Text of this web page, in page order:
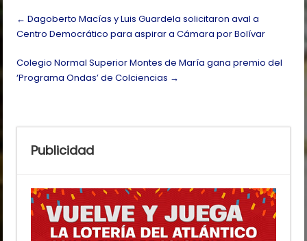
Post
navigation
← Dagoberto Macías y Luis Guardela solicitaron aval a
Centro Democrático para aspirar a Cámara por Bolívar
Colegio Normal Superior Montes de María gana premio del
‘Programa Ondas’ de Colciencias →
Publicidad